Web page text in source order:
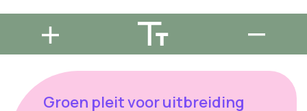
Groen pleit voor uitbreiding